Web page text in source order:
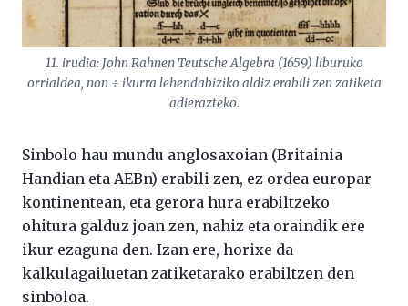
11. irudia: John Rahnen Teutsche Algebra (1659) liburuko
orrialdea, non ÷ ikurra lehendabiziko aldiz erabili zen zatiketa
adierazteko.
Sinbolo hau mundu anglosaxoian (Britainia
Handian eta AEBn) erabili zen, ez ordea europar
kontinentean, eta gerora hura erabiltzeko
ohitura galduz joan zen, nahiz eta oraindik ere
ikur ezaguna den. Izan ere, horixe da
kalkulagailuetan zatiketarako erabiltzen den
sinboloa.